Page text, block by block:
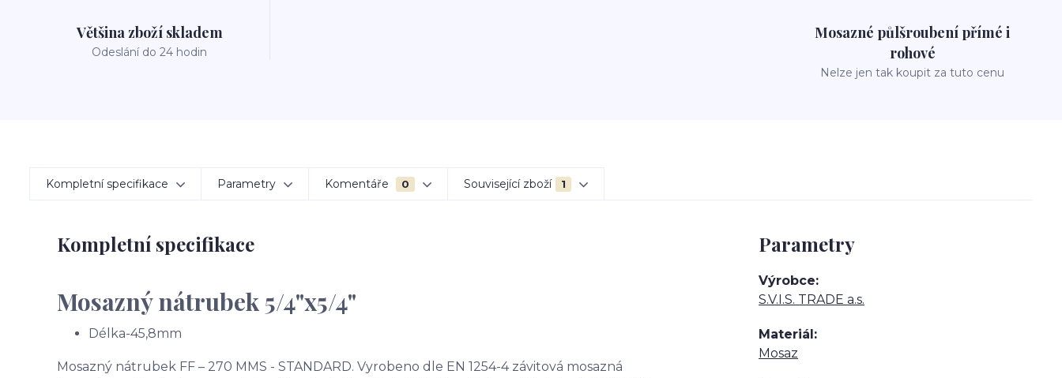
Většina zboží skladem
Odeslání do 24 hodin
Mosazné půlšroubení přímé i
rohové
Nelze jen tak koupit za tuto cenu
Kompletní specifikace Parametry Komentáře 0 Související zboží 1
Kompletní specifikace
Mosazný nátrubek 5/4"x5/4"
Délka-45,8mm
Mosazný nátrubek FF – 270 MMS - STANDARD. Vyrobeno dle EN 1254-4 závitová mosazná
Parametry
Výrobce
S.V.I.S. TRADE a.s.
Materiál
Mosaz